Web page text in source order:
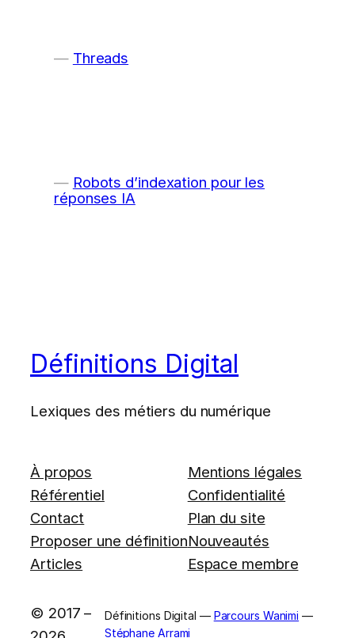
Threads
Robots d’indexation pour les
réponses IA
Définitions Digital
Lexiques des métiers du numérique
À propos
Référentiel
Contact
Proposer une définition
Articles
Mentions légales
Confidentialité
Plan du site
Nouveautés
Espace membre
© 2017 –
Définitions Digital — Parcours Wanimi —
Stéphane Arrami